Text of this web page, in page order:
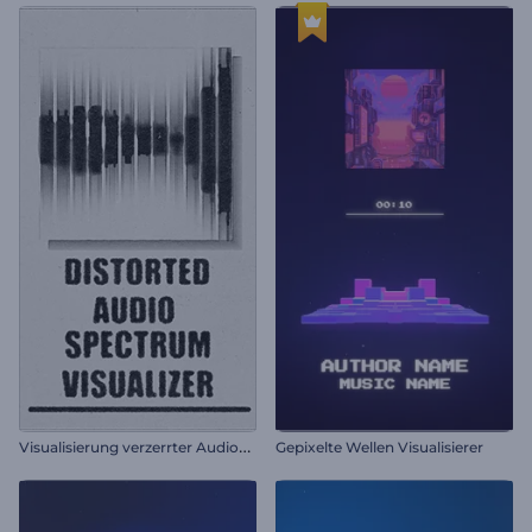
V
isualisierung verzerrter Audiospektren Gepixelte Wellen Visualisierer